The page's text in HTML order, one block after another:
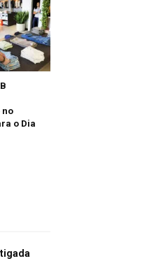
o Dia